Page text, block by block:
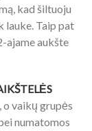
kad šiltuoju
lauke. Taip pat
ajame aukšte
o vaikų grupės
numatomos